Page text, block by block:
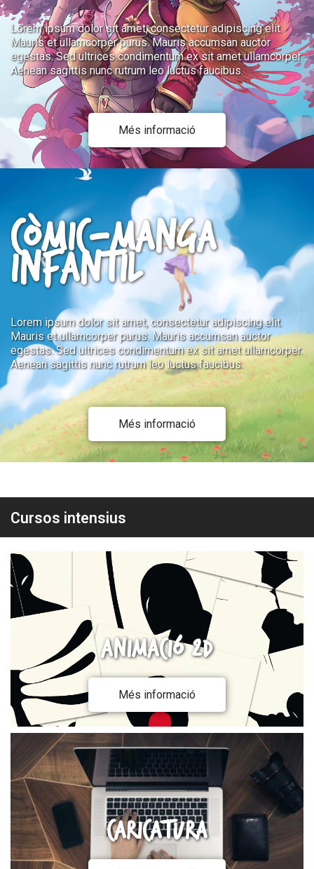
Lorem ipsum dolor sit amet, consectetur adipiscing elit.
Mauris et ullamcorper purus. Mauris accumsan auctor
egestas. Sed ultrices condimentum ex sit amet ullamcorper.
Aenean sagittis nunc rutrum leo luctus faucibus.
Més informació
CÒMIC-MANGA
INFANTIL
Lorem ipsum dolor sit amet, consectetur adipiscing elit.
Mauris et ullamcorper purus. Mauris accumsan auctor
egestas. Sed ultrices condimentum ex sit amet ullamcorper.
Aenean sagittis nunc rutrum leo luctus faucibus.
Més informació
Cursos intensius
Animació 2D
Més informació
Caricatura